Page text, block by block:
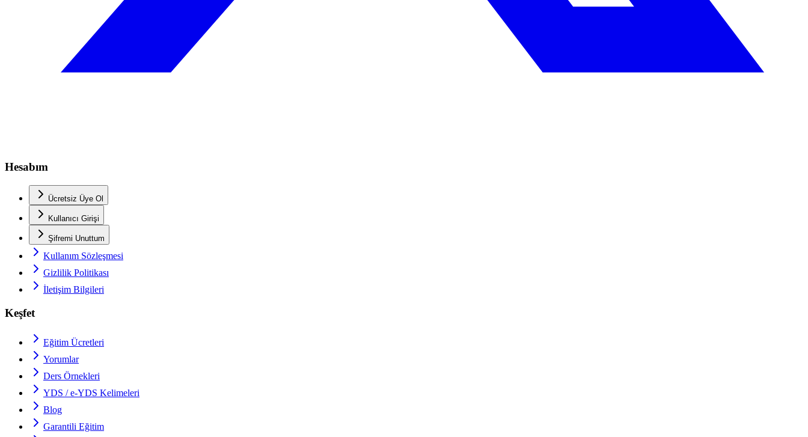
Hesabım
Ücretsiz Üye Ol
Kullanıcı Girişi
Şifremi Unuttum
Kullanım Sözleşmesi
Gizlilik Politikası
İletişim Bilgileri
Keşfet
Eğitim Ücretleri
Yorumlar
Ders Örnekleri
YDS / e-YDS Kelimeleri
Blog
Garantili Eğitim